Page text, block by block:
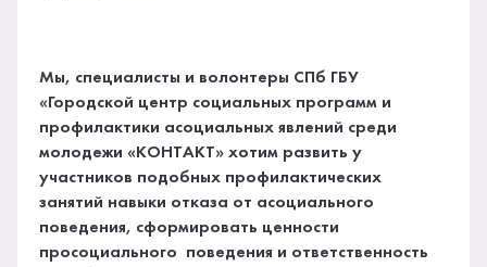
Мы, специалисты и волонтеры СПб ГБУ
«Городской центр социальных программ и
профилактики асоциальных явлений среди
молодежи «КОНТАКТ» хотим развить у
участников подобных профилактических
занятий навыки отказа от асоциального
поведения, сформировать ценности
просоциального поведения и ответственность